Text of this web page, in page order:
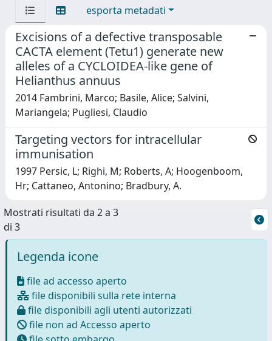
esporta metadati
Excisions of a defective transposable
CACTA element (Tetu1) generate new
alleles of a CYCLOIDEA-like gene of
Helianthus annuus
2014 Fambrini, Marco; Basile, Alice; Salvini,
Mariangela; Pugliesi, Claudio
Targeting vectors for intracellular
immunisation
1997 Persic, L; Righi, M; Roberts, A; Hoogenboom,
Hr; Cattaneo, Antonino; Bradbury, A.
Mostrati risultati da 2 a 3
di 3
Legenda icone
file ad accesso aperto
file disponibili sulla rete interna
file disponibili agli utenti autorizzati
file non ad Accesso aperto